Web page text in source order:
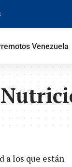
Venezuela